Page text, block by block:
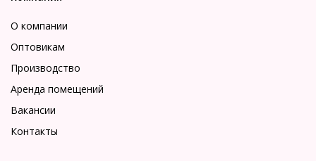
О компании
Оптовикам
Производство
Аренда помещений
Вакансии
Контакты